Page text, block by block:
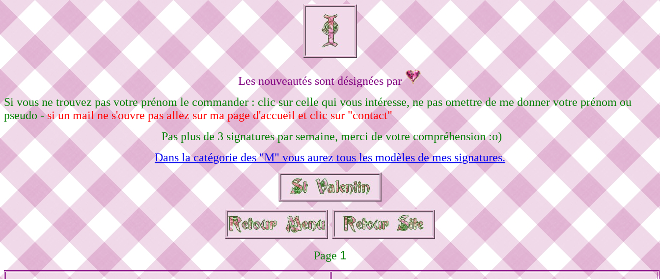
Les nouveautés sont désignées par
Si vous ne trouvez pas votre prénom le commander : clic sur celle qui vous intéresse, ne pas omettre de me donner votre prénom ou
pseudo -si un mail ne s'ouvre pas allez sur ma page d'accueil et clic sur "contact"
Pas plus de 3 signatures par semaine, merci de votre compréhension :o)
Dans la catégorie des "M" vous aurez tous les modèles de mes signatures.
Page1